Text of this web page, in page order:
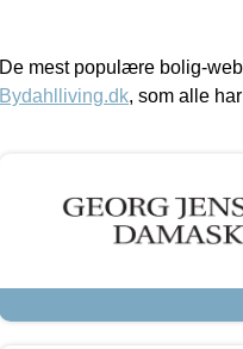
De mest populære bolig-
Bydahlliving.dk, som alle